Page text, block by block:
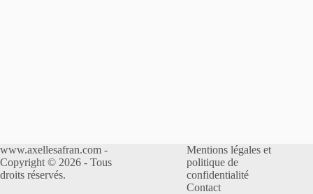
www.axellesafran.com -
Copyright © 2026 - Tous
droits réservés.
Mentions légales et
politique de
confidentialité
Contact